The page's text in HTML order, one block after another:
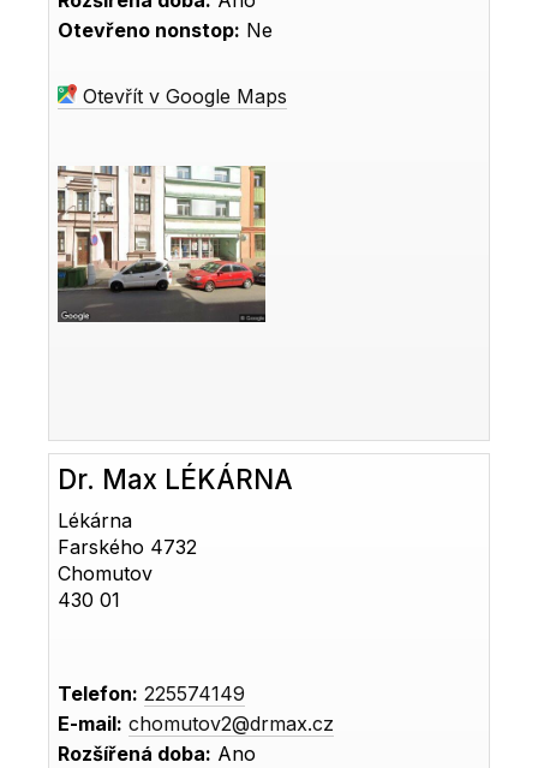
Otevřeno nonstop: Ne
Otevřít v Google Maps
Dr. Max LÉKÁRNA
Lékárna
Farského 4732
Chomutov
430 01
Telefon: 225574149
E-mail: chomutov2@drmax.cz
Rozšířená doba: Ano